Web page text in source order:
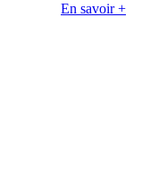
En savoir +